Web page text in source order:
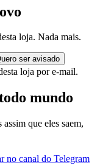
loja. Nada mais.
ser avisado
loja por e-mail.
mundo
que eles saem,
no canal do Telegram